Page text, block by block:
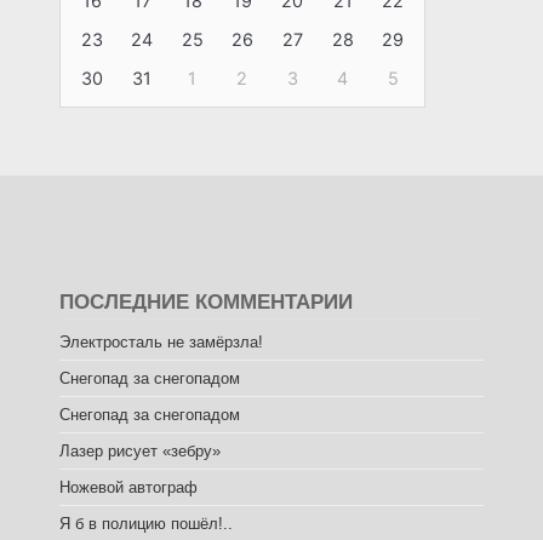
23
24 25 26 27 28
29
30
31 1 2 3 4 5
ПОСЛЕДНИЕ КОММЕНТАРИИ
Электросталь не замёрзла!
Снегопад за снегопадом
Снегопад за снегопадом
Лазер рисует «зебру»
Ножевой автограф
Я б в полицию пошёл!..